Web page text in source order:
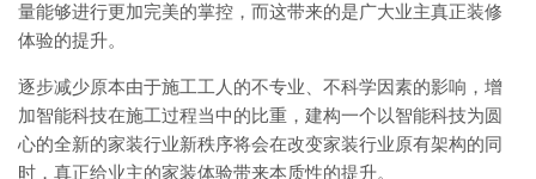
量能够进行更加完美的掌控，而这带来的是广大业主真正装修
体验的提升。
逐步减少原本由于施工工人的不专业、不科学因素的影响，增
加智能科技在施工过程当中的比重，建构一个以智能科技为圆
心的全新的家装行业新秩序将会在改变家装行业原有架构的同
时，真正给业主的家装体验带来本质性的提升。